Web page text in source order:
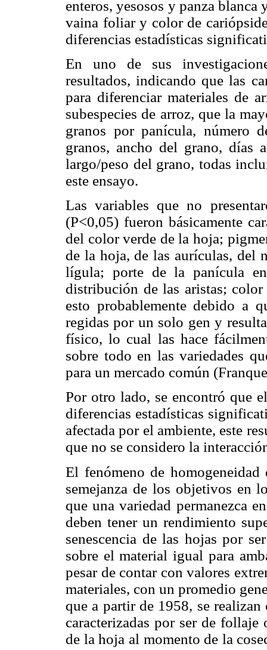
enteros, yesosos y panza
vaina foliar y color de
diferencias estadísticas
En uno de sus
resultados, indicando que las
para diferenciar materiales de
subespecies de arroz, que la
granos por panícula, número
granos, ancho del grano, días
largo/peso del grano, todas
este ensayo.
Las variables que no
(P<0,05) fueron básicamente
del color verde de la hoja;
de la hoja, de las aurículas, del
lígula; porte de la panícula
distribución de las aristas;
esto probablemente debido a
regidas por un solo gen y
físico, lo cual las hace
sobre todo en las variedades
para un mercado común
Por otro lado, se encontró que
diferencias estadísticas
afectada por el ambiente, este
que no se considero la
El fenómeno de
semejanza de los objetivos en
que una variedad permanezca
deben tener un rendimiento
senescencia de las hojas por
sobre el material igual para
pesar de contar con valores
materiales, con un promedio
que a partir de 1958, se
caracterizadas por ser de
de la hoja al momento de la